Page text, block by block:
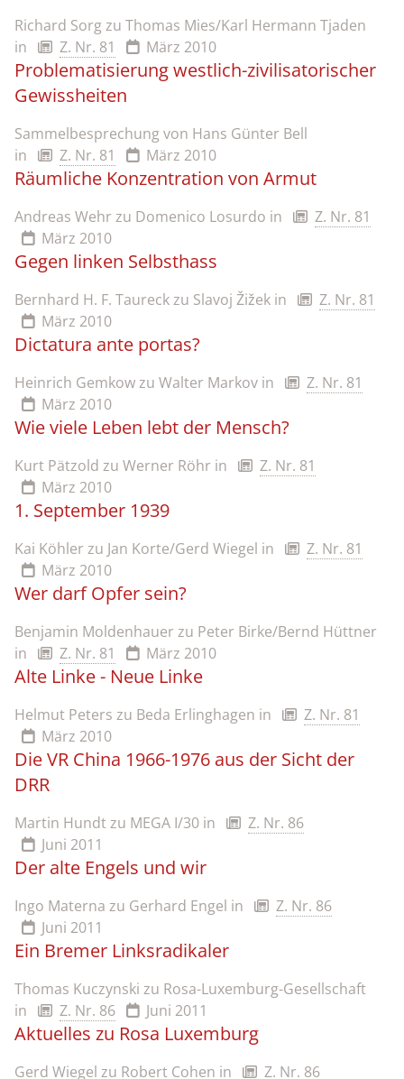
Richard Sorg zu Thomas Mies/Karl Hermann Tjaden
in
Z. Nr. 81 März 2010
Problematisierung westlich-zivilisatorischer
Gewissheiten
Sammelbesprechung von Hans Günter Bell
in
Z. Nr. 81 März 2010
Räumliche Konzentration von Armut
Andreas Wehr zu Domenico Losurdo in
Z. Nr. 81
März 2010
Gegen linken Selbsthass
Bernhard H. F. Taureck zu Slavoj Žižek in
Z. Nr. 81
März 2010
Dictatura ante portas?
Heinrich Gemkow zu Walter Markov in
Z. Nr. 81
März 2010
Wie viele Leben lebt der Mensch?
Kurt Pätzold zu Werner Röhr in
Z. Nr. 81
März 2010
1. September 1939
Kai Köhler zu Jan Korte/Gerd Wiegel in
Z. Nr. 81
März 2010
Wer darf Opfer sein?
Benjamin Moldenhauer zu Peter Birke/Bernd Hüttner
in
Z. Nr. 81 März 2010
Alte Linke - Neue Linke
Helmut Peters zu Beda Erlinghagen in
Z. Nr. 81
März 2010
Die VR China 1966-1976 aus der Sicht der
DRR
Martin Hundt zu MEGA I/30 in
Z. Nr. 86
Juni 2011
Der alte Engels und wir
Ingo Materna zu Gerhard Engel in
Z. Nr. 86
Juni 2011
Ein Bremer Linksradikaler
Thomas Kuczynski zu Rosa-Luxemburg-Gesellschaft
in
Z. Nr. 86 Juni 2011
Aktuelles zu Rosa Luxemburg
Gerd Wiegel zu Robert Cohen in
Z. Nr. 86